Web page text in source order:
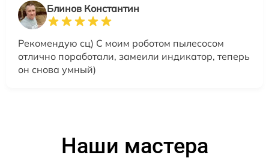
Блинов Константин
Рекомендую сц) С моим роботом пылесосом
отлично поработали, замеили индикатор, теперь
он снова умный)
Наши мастера